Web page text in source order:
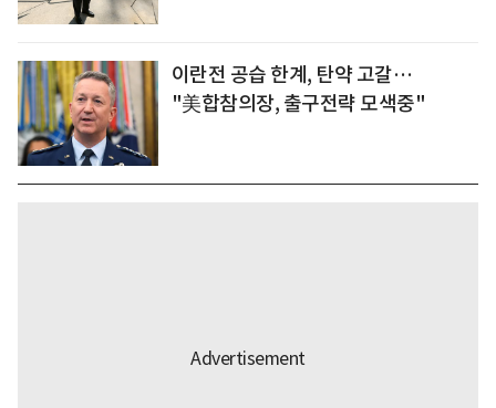
이란전 공습 한계, 탄약 고갈…
"美합참의장, 출구전략 모색중"